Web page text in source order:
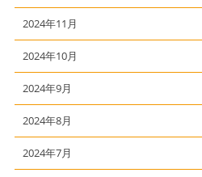
2024年11月
2024年10月
2024年9月
2024年8月
2024年7月